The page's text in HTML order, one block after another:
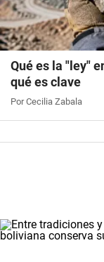
Qué es la "ley"
qué es clave
Por Cecilia Zabala